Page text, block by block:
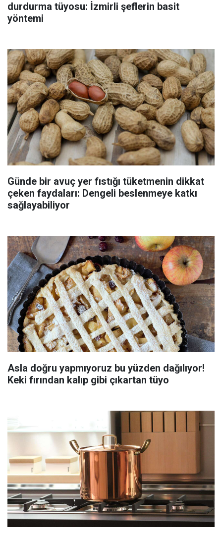
durdurma tüyosu: İzmirli şeflerin basit
yöntemi
Günde bir avuç yer fıstığı tüketmenin dikkat
çeken faydaları: Dengeli beslenmeye katkı
sağlayabiliyor
Asla doğru yapmıyoruz bu yüzden dağılıyor!
Keki fırından kalıp gibi çıkartan tüyo